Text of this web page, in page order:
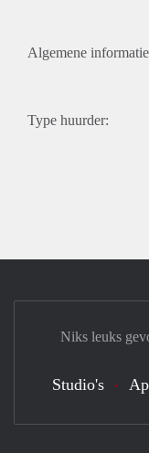
Algemene
Type huurder:
Niks leuks
Studio's